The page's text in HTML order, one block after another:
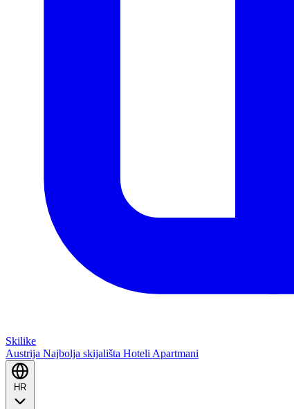
Skilike
Austrija Najbolja skijališta Hoteli Apartmani
HR